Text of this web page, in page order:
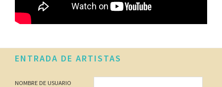
Footer
ENTRADA DE ARTISTAS
NOMBRE DE USUARIO